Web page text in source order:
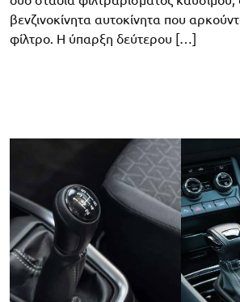
βενζινοκίνητα αυτοκίνητα που
φίλτρο. Η ύπαρξη δεύτερου […]